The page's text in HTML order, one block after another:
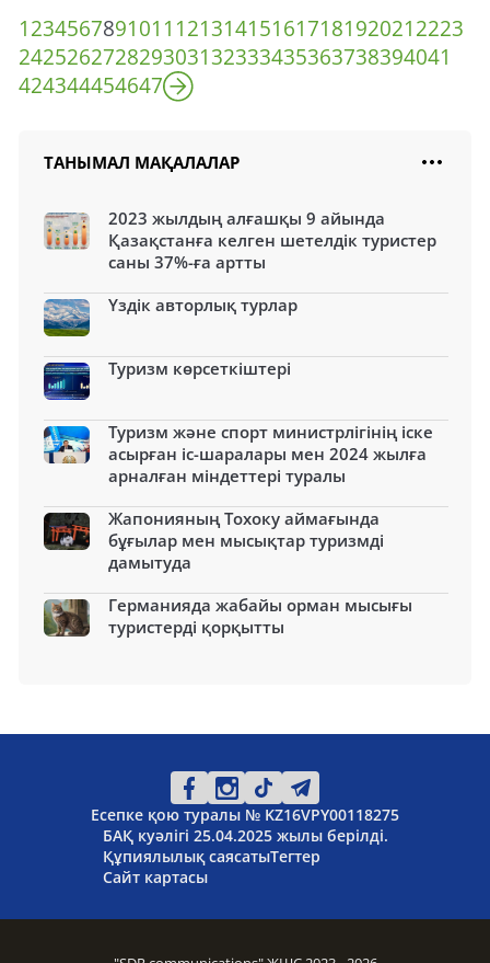
1234567891011 121314151617181920212223
242526272829303132333435363738394041
424344454647
ТАНЫМАЛ МАҚАЛАЛАР
2023 жылдың алғашқы 9 айында
Қазақстанға келген шетелдік туристер
саны 37%-ға артты
Үздік авторлық турлар
Туризм көрсеткіштері
Туризм және спорт министрлігінің іске
асырған іс-шаралары мен 2024 жылға
арналған міндеттері туралы
Жапонияның Тохоку аймағында
бұғылар мен мысықтар туризмді
дамытуда
Германияда жабайы орман мысығы
туристерді қорқытты
Есепке қою туралы № KZ16VPY00118275
БАҚ куәлігі 25.04.2025 жылы берілді.
Құпиялылық саясатыТегтер
Сайт картасы